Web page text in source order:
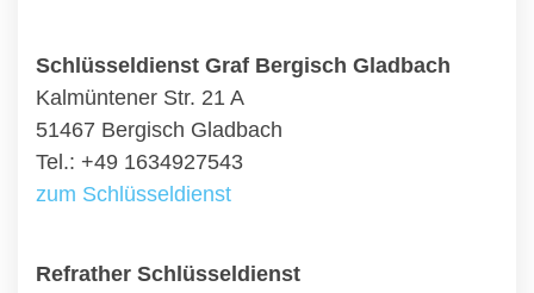
Schlüsseldienst Graf Bergisch Gladbach
Kalmüntener Str. 21 A
51467 Bergisch Gladbach
Tel.: +49 1634927543
zum Schlüsseldienst
Refrather Schlüsseldienst